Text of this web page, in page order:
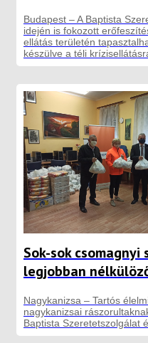
Budapest – A Baptista
idején is fokozott
ellátás területén
készülve a téli
Sok-sok
legjobban
Nagykanizsa – Tartós
nagykanizsai
Baptista Szeretetszolgálat